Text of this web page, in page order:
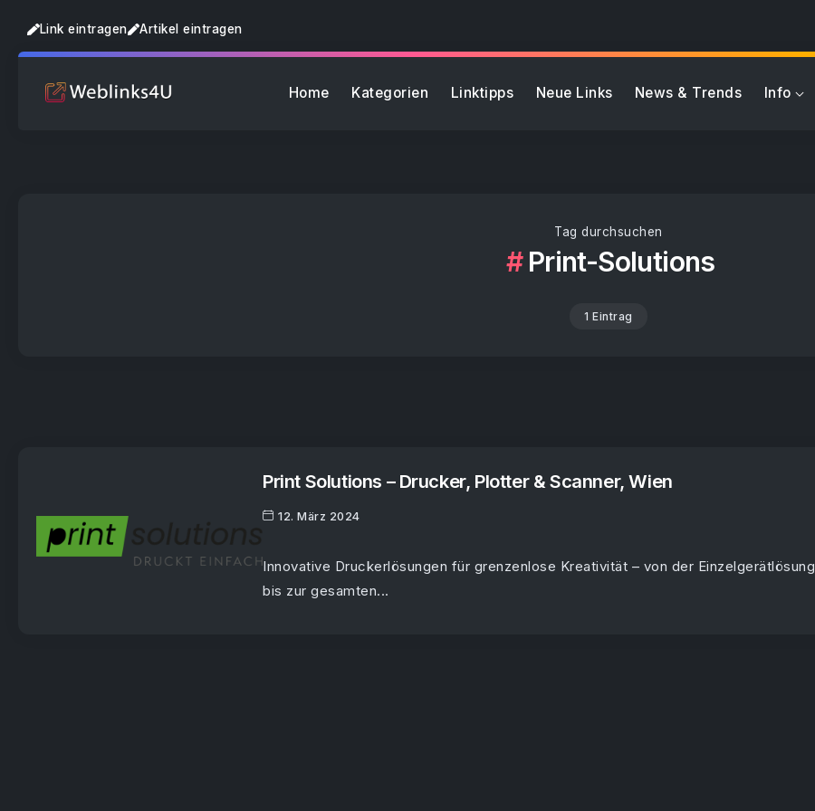
Link eintragen Artikel eintragen
Home Kategorien Linktipps Neue Links News & Trends Info
Tag durchsuchen
Print-Solutions
1 Eintrag
Print Solutions – Drucker, Plotter & Scanner, Wien
12. März 2024
Innovative Druckerlösungen für grenzenlose Kreativität – von der Einzelgerätlösung
bis zur gesamten...